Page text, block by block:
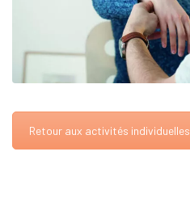
Retour aux activités individuelles